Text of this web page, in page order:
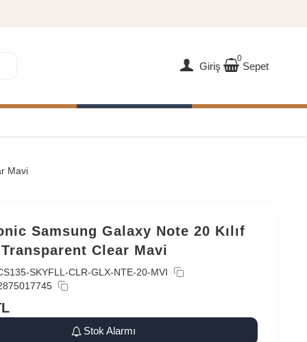
Giriş
0
Sepet
Mavi
Samsung Galaxy Note 20 Kılıf
Clear Mavi
SKYFLL-CLR-GLX-NTE-20-MVI
Stok Alarmı